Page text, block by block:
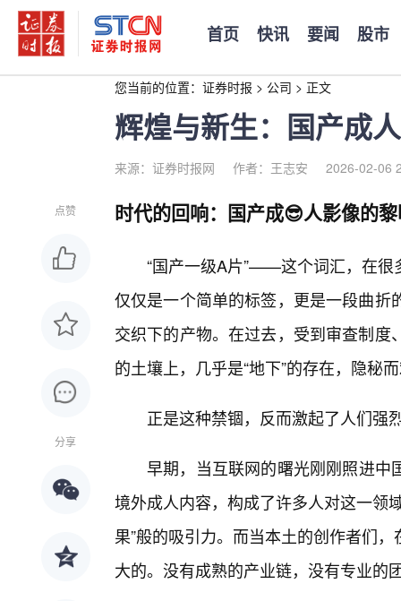
首页 快讯 要闻 股市
您当前的位置： 证券时报 > 公司 > 正文
辉煌与新生：国产成
来源：证券时报网 作者：王志安 2026-02-06
点赞
分享
时代的回响：国产成😎人影像的
“国产一级A片”——这个词汇，在很
仅仅是一个简单的标签，更是一段曲
交织下的产物。在过去，受到审查制
的土壤上，几乎是“地下”的存在，隐秘
正是这种禁锢，反而激起了人们强
早期，当互联网的曙光刚刚照进中
境外成人内容，构成了许多人对这一领
果”般的吸引力。而当本土的创作者们
大的。没有成熟的产业链，没有专业的